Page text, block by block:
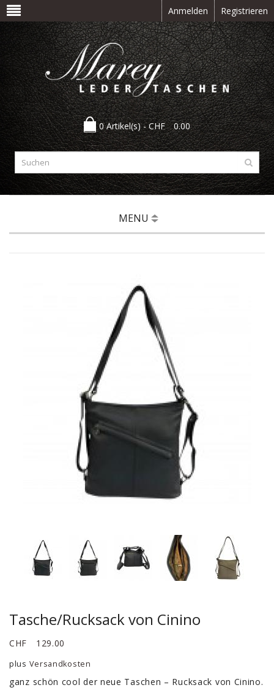
Anmelden Registrieren
0 Artikel(s) -CHF 0.00
MENU
Tasche/Rucksack von Cinino
CHF 129.00
plus Versandkosten
ganz schön cool der neue Taschen – Rucksack von Cinino.